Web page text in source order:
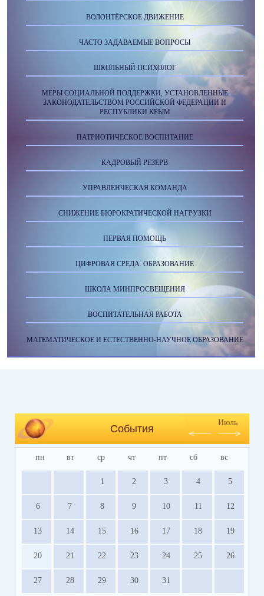
ВОЛОНТЁРСКОЕ ДВИЖЕНИЕ
ЧАСТО ЗАДАВАЕМЫЕ ВОПРОСЫ
ШКОЛЬНЫЙ ПСИХОЛОГ
МЕРЫ СОЦИАЛЬНОЙ ПОДДЕРЖКИ, УСТАНОВЛЕННЫЕ
ЗАКОНОДАТЕЛЬСТВОМ РОССИЙСКОЙ ФЕДЕРАЦИИ И
РЕСПУБЛИКИ КРЫМ
ПАТРИОТИЧЕСКОЕ ВОСПИТАНИЕ
КАДРОВЫЙ РЕЗЕРВ
УПРАВЛЕНЧЕСКАЯ КОМАНДА
СНИЖЕНИЕ БЮРОКРАТИЧЕСКОЙ НАГРУЗКИ
ПЕРВАЯ ПОМОЩЬ
ЦИФРОВАЯ СРЕДА. ОБРАЗОВАНИЕ
ШКОЛА МИНПРОСВЕЩЕНИЯ
ВОСПИТАТЕЛЬНАЯ РАБОТА
МАТЕМАТИЧЕСКОЕ И ЕСТЕСТВЕННО-НАУЧНОЕ ОБРАЗОВАНИЕ
События
Июль
пн вт ср чт пт сб вс
1 2 3 4 5
6 7 8 9 10 11 12
13 14 15 16 17 18 19
20 21 22 23 24 25 26
27 28 29 30 31